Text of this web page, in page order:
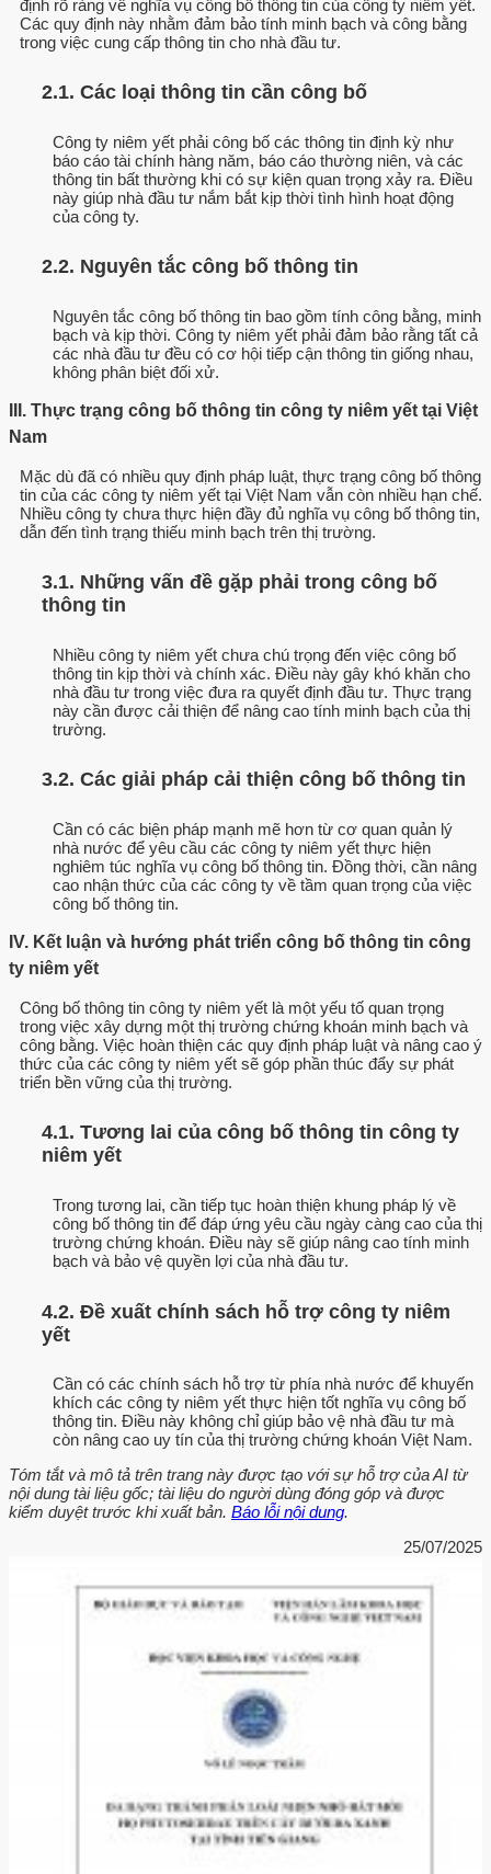
định rõ ràng về nghĩa vụ công bố thông tin của công ty niêm yết.
Các quy định này nhằm đảm bảo tính minh bạch và công bằng
trong việc cung cấp thông tin cho nhà đầu tư.
2.1. Các loại thông tin cần công bố
Công ty niêm yết phải công bố các thông tin định kỳ như
báo cáo tài chính hàng năm, báo cáo thường niên, và các
thông tin bất thường khi có sự kiện quan trọng xảy ra. Điều
này giúp nhà đầu tư nắm bắt kịp thời tình hình hoạt động
của công ty.
2.2. Nguyên tắc công bố thông tin
Nguyên tắc công bố thông tin bao gồm tính công bằng, minh
bạch và kịp thời. Công ty niêm yết phải đảm bảo rằng tất cả
các nhà đầu tư đều có cơ hội tiếp cận thông tin giống nhau,
không phân biệt đối xử.
III. Thực trạng công bố thông tin công ty niêm yết tại Việt
Nam
Mặc dù đã có nhiều quy định pháp luật, thực trạng công bố thông
tin của các công ty niêm yết tại Việt Nam vẫn còn nhiều hạn chế.
Nhiều công ty chưa thực hiện đầy đủ nghĩa vụ công bố thông tin,
dẫn đến tình trạng thiếu minh bạch trên thị trường.
3.1. Những vấn đề gặp phải trong công bố
thông tin
Nhiều công ty niêm yết chưa chú trọng đến việc công bố
thông tin kịp thời và chính xác. Điều này gây khó khăn cho
nhà đầu tư trong việc đưa ra quyết định đầu tư. Thực trạng
này cần được cải thiện để nâng cao tính minh bạch của thị
trường.
3.2. Các giải pháp cải thiện công bố thông tin
Cần có các biện pháp mạnh mẽ hơn từ cơ quan quản lý
nhà nước để yêu cầu các công ty niêm yết thực hiện
nghiêm túc nghĩa vụ công bố thông tin. Đồng thời, cần nâng
cao nhận thức của các công ty về tầm quan trọng của việc
công bố thông tin.
IV. Kết luận và hướng phát triển công bố thông tin công
ty niêm yết
Công bố thông tin công ty niêm yết là một yếu tố quan trọng
trong việc xây dựng một thị trường chứng khoán minh bạch và
công bằng. Việc hoàn thiện các quy định pháp luật và nâng cao ý
thức của các công ty niêm yết sẽ góp phần thúc đẩy sự phát
triển bền vững của thị trường.
4.1. Tương lai của công bố thông tin công ty
niêm yết
Trong tương lai, cần tiếp tục hoàn thiện khung pháp lý về
công bố thông tin để đáp ứng yêu cầu ngày càng cao của thị
trường chứng khoán. Điều này sẽ giúp nâng cao tính minh
bạch và bảo vệ quyền lợi của nhà đầu tư.
4.2. Đề xuất chính sách hỗ trợ công ty niêm
yết
Cần có các chính sách hỗ trợ từ phía nhà nước để khuyến
khích các công ty niêm yết thực hiện tốt nghĩa vụ công bố
thông tin. Điều này không chỉ giúp bảo vệ nhà đầu tư mà
còn nâng cao uy tín của thị trường chứng khoán Việt Nam.
Tóm tắt và mô tả trên trang này được tạo với sự hỗ trợ của AI từ
nội dung tài liệu gốc; tài liệu do người dùng đóng góp và được
kiểm duyệt trước khi xuất bản. Báo lỗi nội dung.
25/07/2025